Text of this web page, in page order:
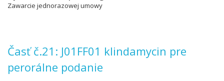
Zawarcie jednorazowej umowy
Časť č.21: J01FF01 klindamycin pre
perorálne podanie